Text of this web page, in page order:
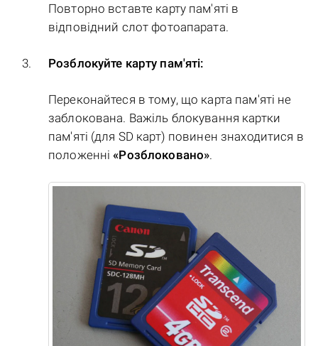
Повторно вставте карту пам'яті в
відповідний слот фотоапарата.
Розблокуйте карту пам'яті:
Переконайтеся в тому, що карта пам'яті не
заблокована. Важіль блокування картки
пам'яті (для SD карт) повинен знаходитися в
положенні«Розблоковано».